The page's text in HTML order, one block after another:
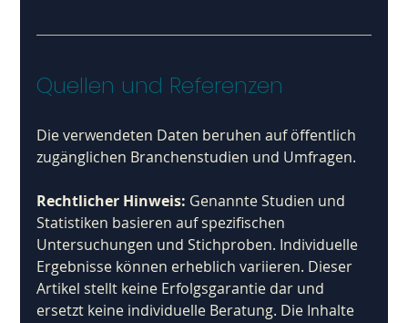
Quellen und Referenzen
Die verwendeten Daten beruhen auf öffentlich
zugänglichen Branchenstudien und Umfragen.
Rechtlicher Hinweis: Genannte Studien und
Statistiken basieren auf spezifischen
Untersuchungen und Stichproben. Individuelle
Ergebnisse können erheblich variieren. Dieser
Artikel stellt keine Erfolgsgarantie dar und
ersetzt keine individuelle Beratung. Die Inhalte